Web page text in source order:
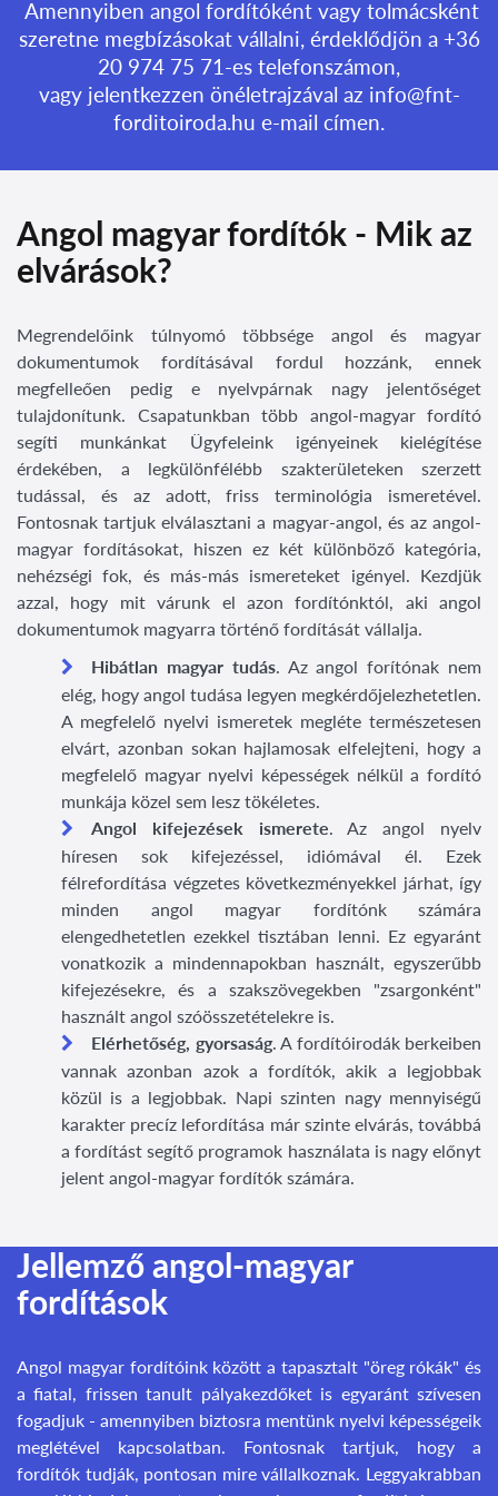
Amennyiben angol fordítóként vagy tolmácsként
szeretne megbízásokat vállalni, érdeklődjön a +36
20 974 75 71-es telefonszámon,
vagy jelentkezzen önéletrajzával az info@fnt-
forditoiroda.hu e-mail címen.
Angol magyar fordítók - Mik az
elvárások?
Megrendelőink túlnyomó többsége angol és magyar
dokumentumok fordításával fordul hozzánk, ennek
megfelleően pedig e nyelvpárnak nagy jelentőséget
tulajdonítunk. Csapatunkban több angol-magyar fordító
segíti munkánkat Ügyfeleink igényeinek kielégítése
érdekében, a legkülönfélébb szakterületeken szerzett
tudással, és az adott, friss terminológia ismeretével.
Fontosnak tartjuk elválasztani a magyar-angol, és az angol-
magyar fordításokat, hiszen ez két különböző kategória,
nehézségi fok, és más-más ismereteket igényel. Kezdjük
azzal, hogy mit várunk el azon fordítónktól, aki angol
dokumentumok magyarra történő fordítását vállalja.
Hibátlan magyar tudás. Az angol forítónak nem
elég, hogy angol tudása legyen megkérdőjelezhetetlen.
A megfelelő nyelvi ismeretek megléte természetesen
elvárt, azonban sokan hajlamosak elfelejteni, hogy a
megfelelő magyar nyelvi képességek nélkül a fordító
munkája közel sem lesz tökéletes.
Angol kifejezések ismerete. Az angol nyelv
híresen sok kifejezéssel, idiómával él. Ezek
félrefordítása végzetes következményekkel járhat, így
minden angol magyar fordítónk számára
elengedhetetlen ezekkel tisztában lenni. Ez egyaránt
vonatkozik a mindennapokban használt, egyszerűbb
kifejezésekre, és a szakszövegekben "zsargonként"
használt angol szóösszetételekre is.
Elérhetőség, gyorsaság. A fordítóirodák berkeiben
vannak azonban azok a fordítók, akik a legjobbak
közül is a legjobbak. Napi szinten nagy mennyiségű
karakter precíz lefordítása már szinte elvárás, továbbá
a fordítást segítő programok használata is nagy előnyt
jelent angol-magyar fordítók számára.
Jellemző angol-magyar
fordítások
Angol magyar fordítóink között a tapasztalt "öreg rókák" és
a fiatal, frissen tanult pályakezdőket is egyaránt szívesen
fogadjuk - amennyiben biztosra mentünk nyelvi képességeik
meglétével kapcsolatban. Fontosnak tartjuk, hogy a
fordítók tudják, pontosan mire vállalkoznak. Leggyakrabban